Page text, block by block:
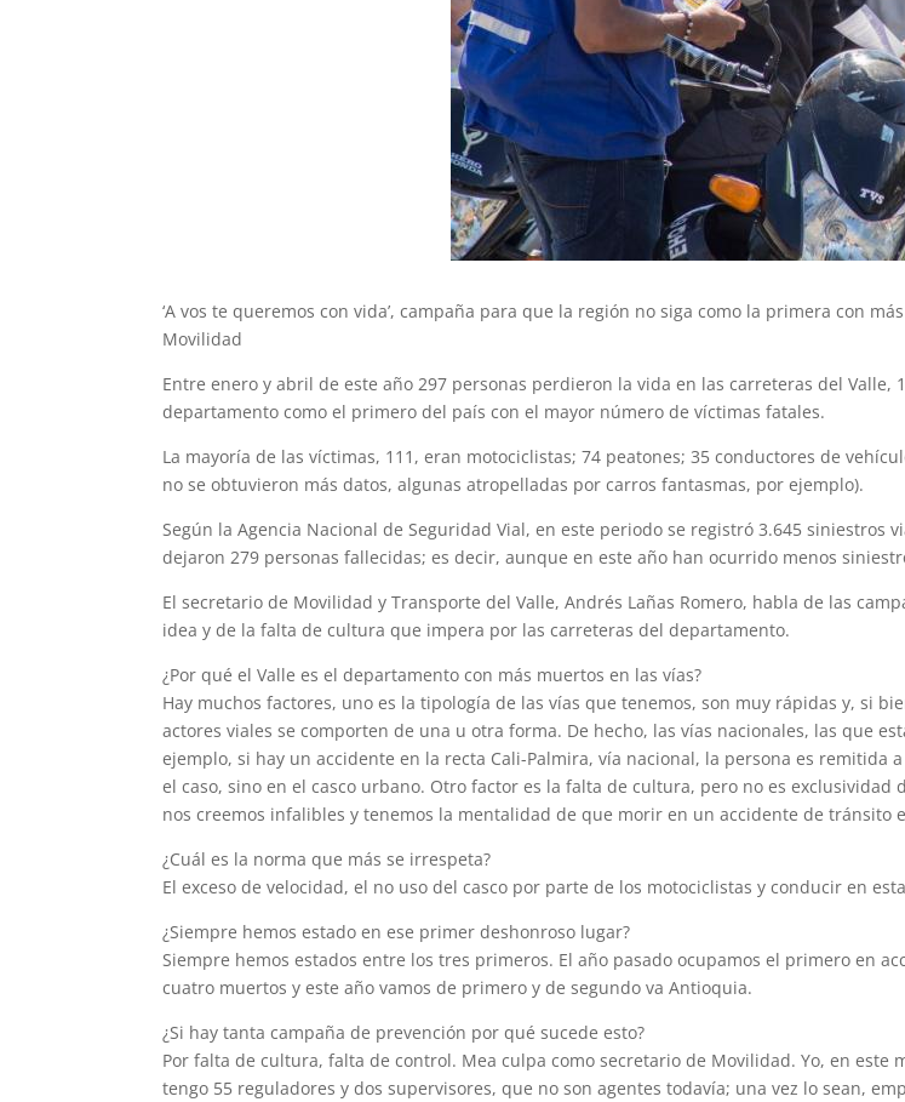
‘A vos te queremos con vida’, campaña para que la región no siga como la primera con
Movilidad
Entre enero y abril de este año 297 personas perdieron la vida en las carreteras del
departamento como el primero del país con el mayor número de víctimas fatales.
La mayoría de las víctimas, 111, eran motociclistas; 74 peatones; 35 conductores de
no se obtuvieron más datos, algunas atropelladas por carros fantasmas, por ejemplo).
Según la Agencia Nacional de Seguridad Vial, en este periodo se registró 3.645 siniestros
dejaron 279 personas fallecidas; es decir, aunque en este año han ocurrido menos
El secretario de Movilidad y Transporte del Valle, Andrés Lañas Romero, habla de las
idea y de la falta de cultura que impera por las carreteras del departamento.
¿Por qué el Valle es el departamento con más muertos en las vías?
Hay muchos factores, uno es la tipología de las vías que tenemos, son muy rápidas y, si
actores viales se comporten de una u otra forma. De hecho, las vías nacionales, las que
ejemplo, si hay un accidente en la recta Cali-Palmira, vía nacional, la persona es
el caso, sino en el casco urbano. Otro factor es la falta de cultura, pero no es
nos creemos infalibles y tenemos la mentalidad de que morir en un accidente de tránsito
¿Cuál es la norma que más se irrespeta?
El exceso de velocidad, el no uso del casco por parte de los motociclistas y conducir en
¿Siempre hemos estado en ese primer deshonroso lugar?
Siempre hemos estados entre los tres primeros. El año pasado ocupamos el primero en
cuatro muertos y este año vamos de primero y de segundo va Antioquia.
¿Si hay tanta campaña de prevención por qué sucede esto?
Por falta de cultura, falta de control. Mea culpa como secretario de Movilidad. Yo, en
tengo 55 reguladores y dos supervisores, que no son agentes todavía; una vez lo sean,